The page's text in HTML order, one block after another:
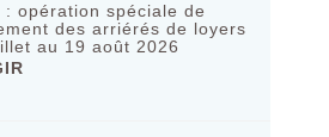
: opération spéciale de
des arriérés de loyers
au 19 août 2026